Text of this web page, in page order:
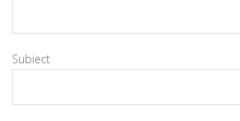
Subiect